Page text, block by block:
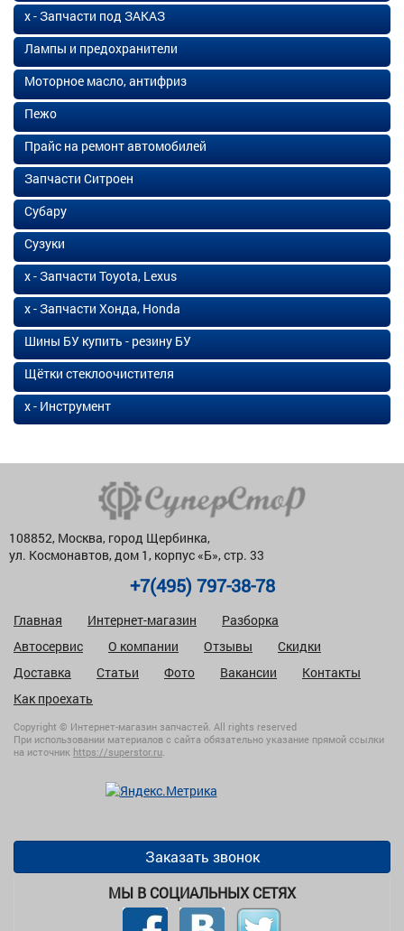
х - Запчасти под ЗАКАЗ
Лампы и предохранители
Моторное масло, антифриз
Пежо
Прайс на ремонт автомобилей
Запчасти Ситроен
Субару
Сузуки
х - Запчасти Toyota, Lexus
х - Запчасти Хонда, Honda
Шины БУ купить - резину БУ
Щётки стеклоочистителя
х - Инструмент
108852, Москва, город Щербинка,
ул. Космонавтов, дом 1, корпус «Б», стр. 33
+7(495) 797-38-78
Главная Интернет-магазин
Разборка
Автосервис
О компании Отзывы
Скидки
Доставка
Статьи Фото Вакансии
Контакты
Как проехать
Copyright © Интернет-магазин запчастей. All rights reserved
При использовании материалов с сайта обязательно указание прямой ссылки
на источник https://superstor.ru.
Заказать звонок
МЫ В СОЦИАЛЬНЫХ СЕТЯХ